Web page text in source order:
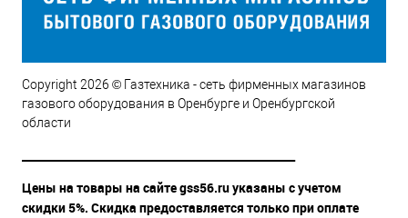
Copyright 2026 © Газтехника - сеть фирменных магазинов
газового оборудования в Оренбурге и Оренбургской
области
Цены на товары на сайте gss56.ru указаны с учетом
скидки 5%. Скидка предоставляется только при оплате